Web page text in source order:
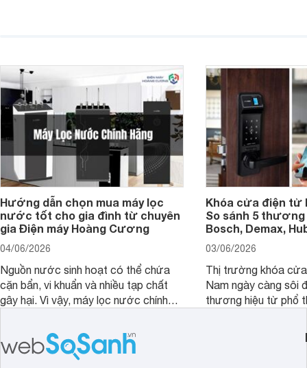
Hướng dẫn chọn mua máy lọc
nước tốt cho gia đình từ chuyên
gia Điện máy Hoàng Cương
04/06/2026
Nguồn nước sinh hoạt có thể chứa
cặn bẩn, vi khuẩn và nhiều tạp chất
gây hại. Vì vậy, máy lọc nước chính
sức khỏe và đảm bảo nguồn nước
sạch cho cả gia đình.
Khóa cửa điện tử
So sánh 5 thương
Bosch, Demax,
03/06/2026
Thị trường khóa
Nam ngày càng sôi
thương hiệu từ phổ
cửa điện tử hãng
sẽ so sánh 5